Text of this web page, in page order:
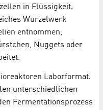
in Flüssigkeit.
Wurzelwerk
entnommen,
Nuggets oder
Laborformat.
unterschiedlichen
Fermentationsprozess